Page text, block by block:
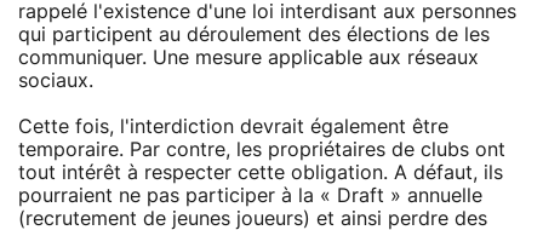
rappelé l'existence d'une loi interdisant aux personnes
qui participent au déroulement des élections de les
communiquer. Une mesure applicable aux réseaux
sociaux.
Cette fois, l'interdiction devrait également être
temporaire. Par contre, les propriétaires de clubs ont
tout intérêt à respecter cette obligation. A défaut, ils
pourraient ne pas participer à la « Draft » annuelle
(recrutement de jeunes joueurs) et ainsi perdre des